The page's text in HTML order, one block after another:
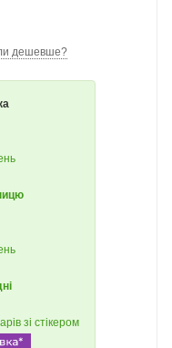
дешевше?
зі стікером